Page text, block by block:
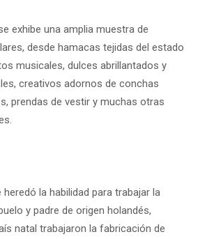
exhibe una amplia muestra de
desde hamacas tejidas del estado
musicales, dulces abrillantados y
creativos adornos de conchas
prendas de vestir y muchas otras
heredó la habilidad para trabajar la
y padre de origen holandés,
natal trabajaron la fabricación de